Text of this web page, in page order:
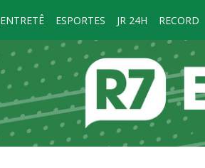
ENTRETÊ ESPORTES JR 24H RECORD